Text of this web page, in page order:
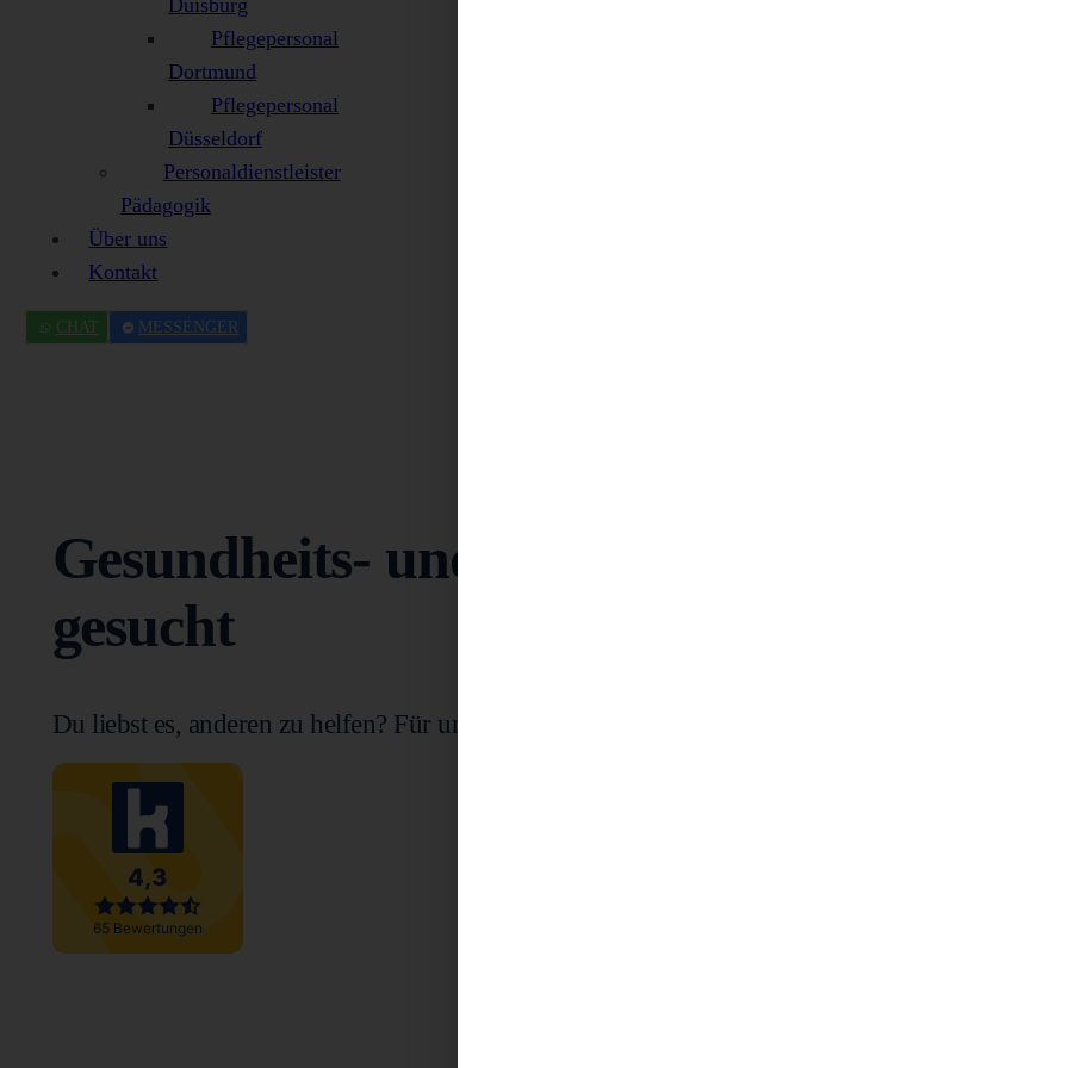
Duisburg
Pflegepersonal
Dortmund
Pflegepersonal
Düsseldorf
Personaldienstleister
Pädagogik
Über uns
Kontakt
CHAT MESSENGER
Gesundheits- und Kinderkrankenpfleger
gesucht
Du liebst es, anderen zu helfen? Für uns ist Pflege auch eine Herzensangelegenheit!